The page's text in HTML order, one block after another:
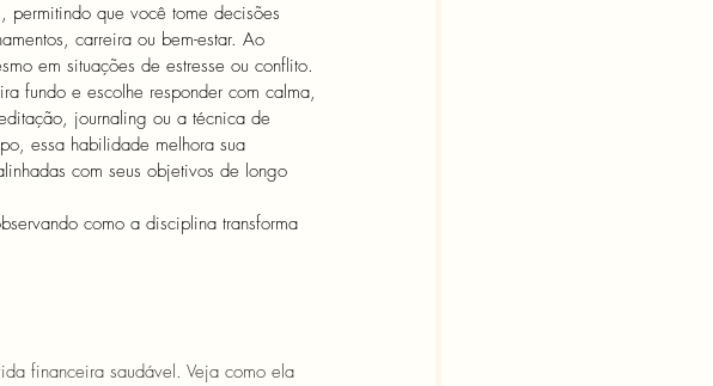
que você tome decisões
carreira ou bem-estar. Ao
em situações de estresse ou conflito.
fundo e escolhe responder com calma,
journaling ou a técnica de
essa habilidade melhora sua
com seus objetivos de longo
como a disciplina transforma
financeira saudável. Veja como ela